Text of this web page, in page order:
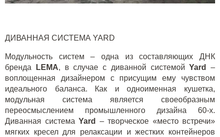
ДИВАННАЯ СИСТЕМА YARD
Модульность систем – одна из составляющих ДНК
бренда
LEMA, в случае с диванной системойYard
–
воплощенная дизайнером с присущим ему чувством
идеального баланса. Как и одноименная кушетка,
модульная система является своеобразным
переосмыслением промышленного дизайна 60-х.
Диванная система Yard
– творческое «место встречи»
мягких кресел для релаксации и жестких контейнеров